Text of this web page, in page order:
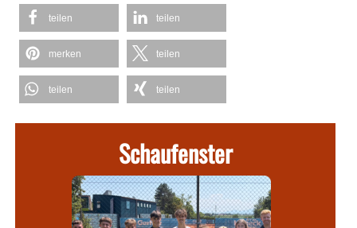
teilen teilen
merken teilen
teilen teilen
Schaufenster